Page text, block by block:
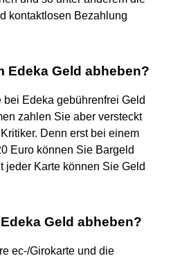
kontaktlosen Bezahlung
Edeka Geld abheben?
Edeka gebührenfrei Geld
zahlen Sie aber versteckt
Denn erst bei einem
Euro können Sie Bargeld
jeder Karte können Sie Geld
Geld abheben?
ec-/Girokarte und die